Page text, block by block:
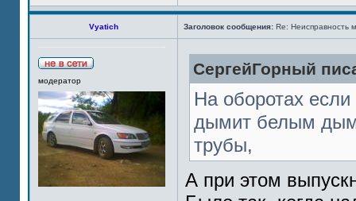
Vyatich Заголовок сообщения: Re: Неисправность
модератор
СергейГорный
На оборотах если
дымит белым
трубы,
А при этом